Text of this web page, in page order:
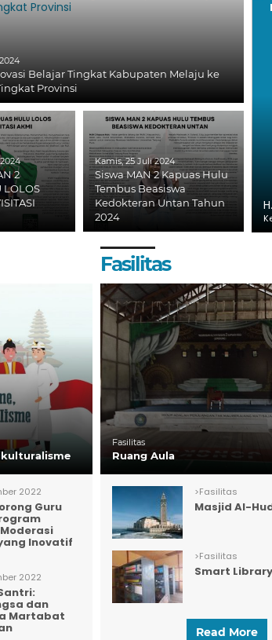
Belajar Tingkat Kabupaten Melaju ke
Provinsi
2
LOLOS
Kamis, 25 Juli 2024
Siswa MAN 2 Kapuas Hulu
Tembus Beasiswa
Kedokteran Untan Tahun
2024
2022
Guru
Inovatif
2022
dan
Martabat
Fasilitas
Fasilitas
Ruang Aula
>Fasilitas
Masjid Al-
>Fasilitas
Smart Library
Read More